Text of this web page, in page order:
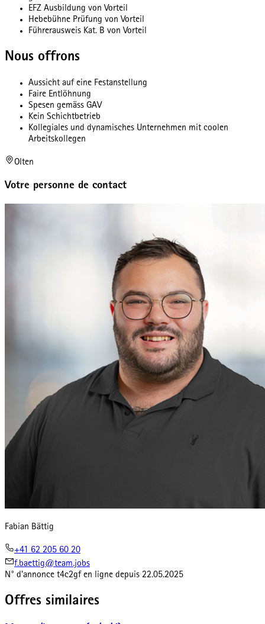
EFZ Ausbildung von Vorteil
Hebebühne Prüfung von Vorteil
Führerausweis Kat. B von Vorteil
Nous offrons
Aussicht auf eine Festanstellung
Faire Entlöhnung
Spesen gemäss GAV
Kein Schichtbetrieb
Kollegiales und dynamisches Unternehmen mit coolen
Arbeitskollegen
Olten
Votre personne de contact
Fabian Bättig
+41 62 205 60 20
f.baettig@team.jobs
N° d'annonce t4c2gf en ligne depuis 22.05.2025
Offres similaires